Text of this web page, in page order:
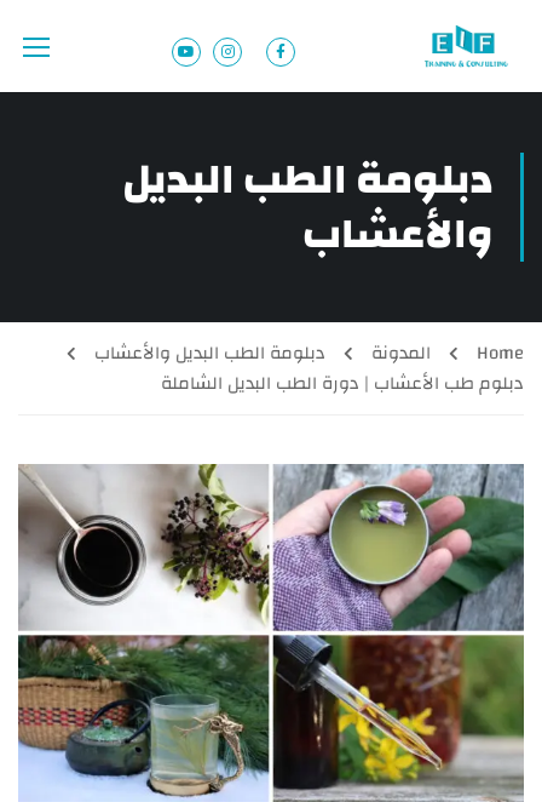
دبلومة الطب البديل
والأعشاب
Home المدونة
دبلومة الطب البديل والأعشاب
دبلوم طب الأعشاب | دورة الطب البديل الشاملة